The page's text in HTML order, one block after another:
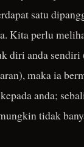
satu
Kita perlu
diri anda
maka ia
anda;
tidak